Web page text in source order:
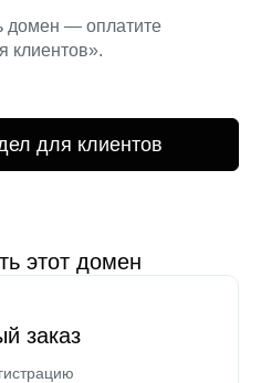
домен — оплатите
клиентов».
для клиентов
этот домен
заказ